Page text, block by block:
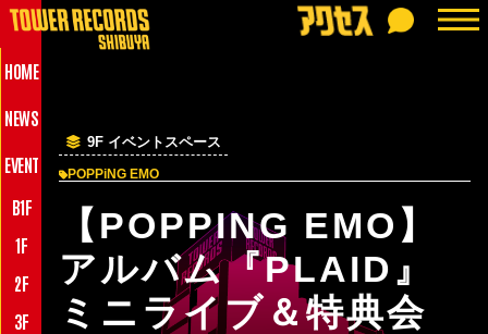
HOME
NEWS
EVENT
B1F
1F
2F
3F
9F イベントスペース
POPPiNG EMO
【POPPING EMO】
アルバム『PLAID』
ミニライブ＆特典会